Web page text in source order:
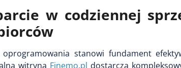
w codziennej
stanowi fundament
witryna Finemo.pl dostarcza